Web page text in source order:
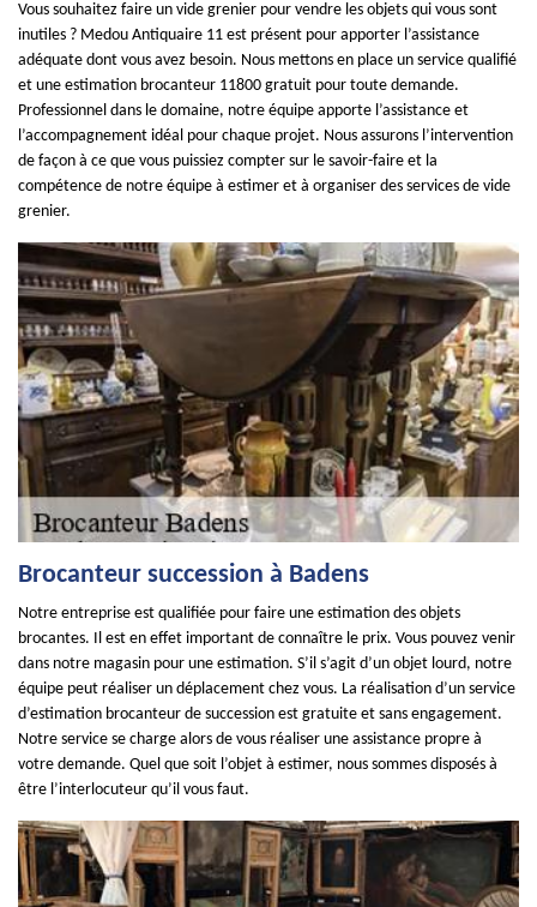
Vous souhaitez faire un vide grenier pour vendre les objets qui vous sont
inutiles ? Medou Antiquaire 11 est présent pour apporter l’assistance
adéquate dont vous avez besoin. Nous mettons en place un service qualifié
et une estimation brocanteur 11800 gratuit pour toute demande.
Professionnel dans le domaine, notre équipe apporte l’assistance et
l’accompagnement idéal pour chaque projet. Nous assurons l’intervention
de façon à ce que vous puissiez compter sur le savoir-faire et la
compétence de notre équipe à estimer et à organiser des services de vide
grenier.
Brocanteur succession à Badens
Notre entreprise est qualifiée pour faire une estimation des objets
brocantes. Il est en effet important de connaître le prix. Vous pouvez venir
dans notre magasin pour une estimation. S’il s’agit d’un objet lourd, notre
équipe peut réaliser un déplacement chez vous. La réalisation d’un service
d’estimation brocanteur de succession est gratuite et sans engagement.
Notre service se charge alors de vous réaliser une assistance propre à
votre demande. Quel que soit l’objet à estimer, nous sommes disposés à
être l’interlocuteur qu’il vous faut.